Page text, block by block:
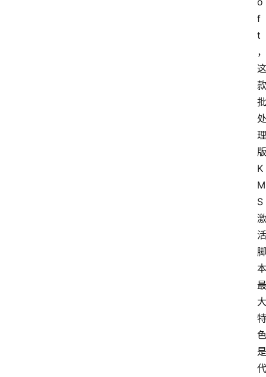
f
t
，
这
款
批
处
理
版
K
M
S
激
活
脚
本
最
大
特
色
是
代